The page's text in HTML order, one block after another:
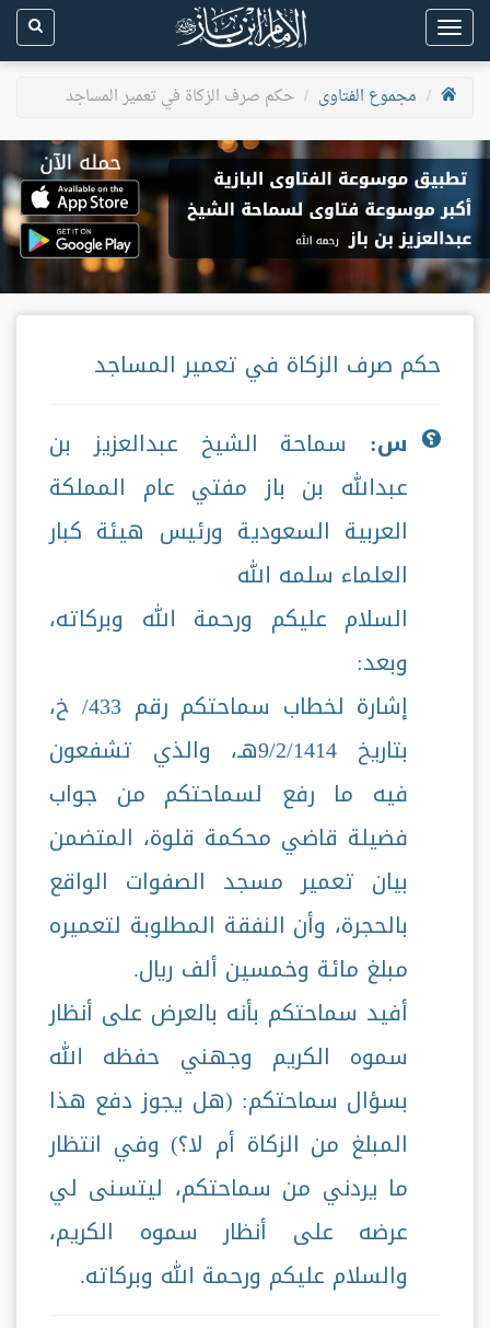
Toggle
navigation
مجموع الفتاوى
حكم صرف الزكاة في تعمير المساجد
حكم صرف الزكاة في تعمير المساجد
س: سماحة الشيخ عبدالعزيز بن
عبدالله بن باز مفتي عام المملكة
العربية السعودية ورئيس هيئة كبار
العلماء سلمه الله
السلام عليكم ورحمة الله وبركاته،
وبعد:
إشارة لخطاب سماحتكم رقم 433/ خ،
بتاريخ 9/2/1414هـ، والذي تشفعون
فيه ما رفع لسماحتكم من جواب
فضيلة قاضي محكمة قلوة، المتضمن
بيان تعمير مسجد الصفوات الواقع
بالحجرة، وأن النفقة المطلوبة لتعميره
مبلغ مائة وخمسين ألف ريال.
أفيد سماحتكم بأنه بالعرض على أنظار
سموه الكريم وجهني حفظه الله
بسؤال سماحتكم: (هل يجوز دفع هذا
المبلغ من الزكاة أم لا؟) وفي انتظار
ما يردني من سماحتكم، ليتسنى لي
عرضه على أنظار سموه الكريم،
والسلام عليكم ورحمة الله وبركاته.